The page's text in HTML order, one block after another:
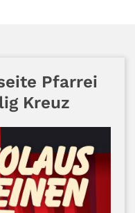
Pfarrei
Kreuz